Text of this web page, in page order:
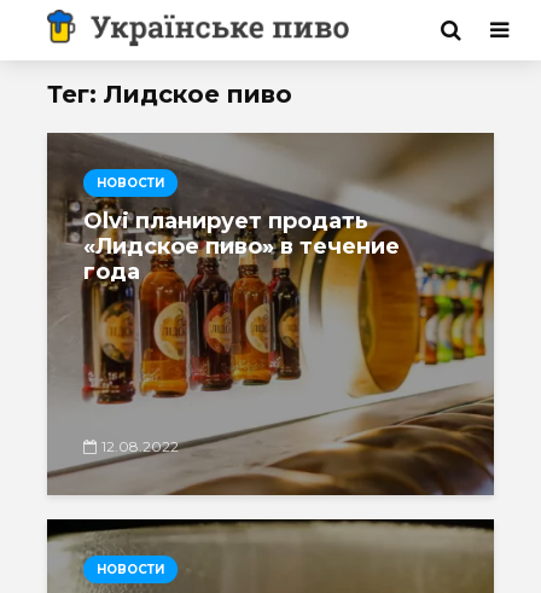
Тег: Лидское пиво
НОВОСТИ
Olvi планирует продать
«Лидское пиво» в течение
года
12.08.2022
НОВОСТИ